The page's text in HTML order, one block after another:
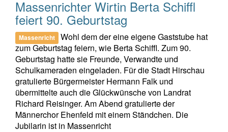
Massenrichter Wirtin Berta Schiffl
feiert 90. Geburtstag
Massenricht
Wohl dem der eine eigene Gaststube hat
zum Geburtstag feiern, wie Berta Schiffl. Zum 90.
Geburtstag hatte sie Freunde, Verwandte und
Schulkameraden eingeladen. Für die Stadt Hirschau
gratulierte Bürgermeister Hermann Falk und
übermittelte auch die Glückwünsche von Landrat
Richard Reisinger. Am Abend gratulierte der
Männerchor Ehenfeld mit einem Ständchen. Die
Jubilarin ist in Massenricht